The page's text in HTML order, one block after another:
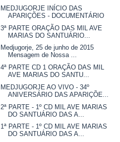
MEDJUGORJE INÍCIO DAS
APARIÇÕES - DOCUMENTÁRIO
3ª PARTE ORAÇÃO DAS MIL AVE
MARIAS DO SANTUÁRIO...
Medjugorje, 25 de junho de 2015
Mensagem de Nossa ...
4ª PARTE CD 1 ORAÇÃO DAS MIL
AVE MARIAS DO SANTU...
MEDJUGORJE AO VIVO - 34º
ANIVERSÁRIO DAS APARIÇÕE...
2ª PARTE - 1º CD MIL AVE MARIAS
DO SANTUÁRIO DAS A...
1ª PARTE - 1º CD MIL AVE MARIAS
DO SANTUÁRIO DAS A...